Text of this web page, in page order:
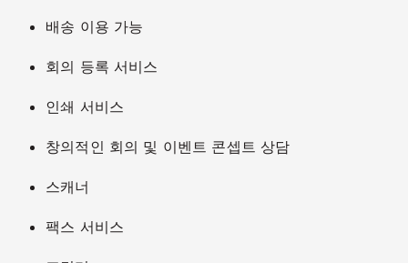
배송 이용 가능
회의 등록 서비스
인쇄 서비스
창의적인 회의 및 이벤트 콘셉트 상담
스캐너
팩스 서비스